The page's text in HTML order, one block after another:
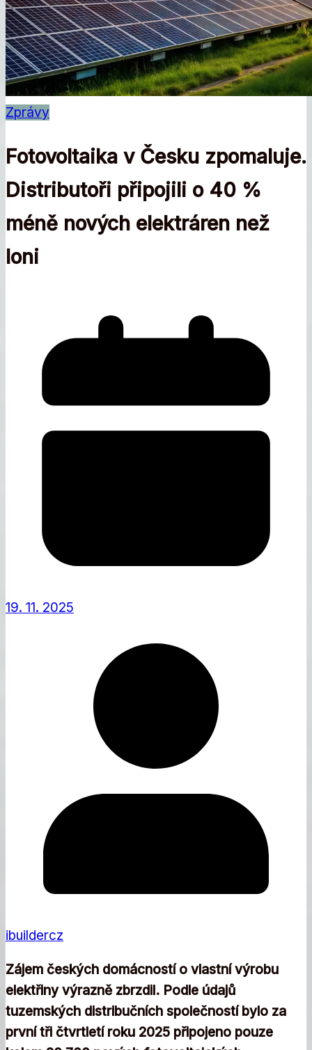
Zprávy
Fotovoltaika v Česku zpomaluje.
Distributoři připojili o 40 %
méně nových elektráren než
loni
19. 11. 2025
ibuildercz
Zájem českých domácností o vlastní výrobu
elektřiny výrazně zbrzdil. Podle údajů
tuzemských distribučních společností bylo za
první tři čtvrtletí roku 2025 připojeno pouze